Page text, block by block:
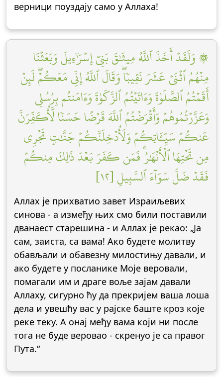
верници поуздају само у Аллаха!
۞ وَلَقَدۡ أَخَذَ ٱللَّهُ مِيثَٰقَ بَنِيٓ إِسۡرَٰٓءِيلَ وَبَعَثۡنَا
مِنۡهُمُ ٱثۡنَيۡ عَشَرَ نَقِيبٗاۖ وَقَالَ ٱللَّهُ إِنِّي مَعَكُمۡۖ لَئِنۡ
أَقَمۡتُمُ ٱلصَّلَوٰةَ وَءَاتَيۡتُمُ ٱلزَّكَوٰةَ وَءَامَنتُم بِرُسُلِي
وَعَزَّرۡتُمُوهُمۡ وَأَقۡرَضۡتُمُ ٱللَّهَ قَرۡضًا حَسَنٗا لَّأُكَفِّرَنَّ
عَنكُمۡ سَيِّـَٔاتِكُمۡ وَلَأُدۡخِلَنَّكُمۡ جَنَّٰتٖ تَجۡرِي
مِن تَحۡتِهَا ٱلۡأَنۡهَٰرُۚ فَمَن كَفَرَ بَعۡدَ ذَٰلِكَ مِنكُمۡ
فَقَدۡ ضَلَّ سَوَآءَ ٱلسَّبِيلِ [١٢]
Аллах је прихватио завет Израиљевих
синова - а између њих смо били поставили
дванаест старешина - и Аллах је рекао: „Ја
сам, заиста, са вама! Ако будете молитву
обављали и обавезну милостињу давали, и
ако будете у посланике Моје веровали,
помагали им и драге воље зајам давали
Аллаху, сигурно ћу да прекријем ваша лоша
дела и увешћу вас у рајске баште кроз које
реке теку. А онај међу вама који ни после
тога не буде веровао - скренуо је са правог
Пута.“